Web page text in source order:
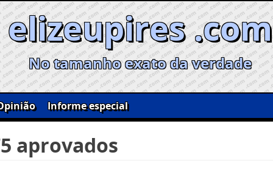
elizeupires .com
No tamanho exato da verdade
Informe especial
aprovados